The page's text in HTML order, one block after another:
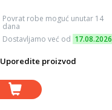
Povrat robe moguć unutar 14
dana
Dostavljamo već od 17.08.2026
Uporedite proizvod